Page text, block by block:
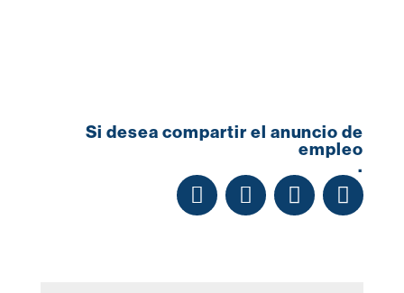
Si desea compartir el anuncio de
empleo
.